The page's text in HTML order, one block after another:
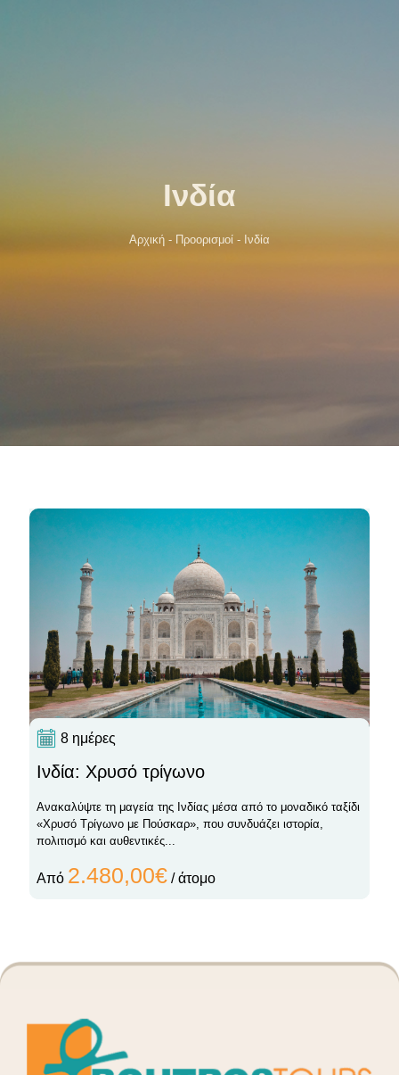
Ινδία
Αρχική - Προορισμοί - Ινδία
8 ημέρες
Ινδία: Χρυσό τρίγωνο
Ανακαλύψτε τη μαγεία της Ινδίας μέσα από το μοναδικό ταξίδι
«Χρυσό Τρίγωνο με Πούσκαρ», που συνδυάζει ιστορία,
πολιτισμό και αυθεντικές...
Από 2.480,00€ / άτομο